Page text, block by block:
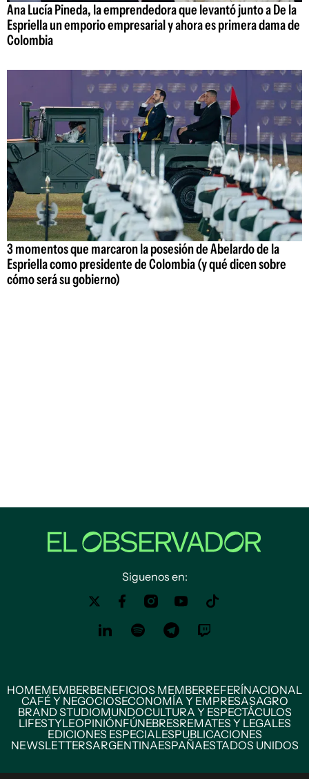
Ana Lucía Pineda, la emprendedora que levantó junto a De la
Espriella un emporio empresarial y ahora es primera dama de
Colombia
3 momentos que marcaron la posesión de Abelardo de la
Espriella como presidente de Colombia (y qué dicen sobre
cómo será su gobierno)
Siguenos en:
HOMEMEMBERBENEFICIOS MEMBERREFERÍNACIONAL
CAFÉ Y NEGOCIOSECONOMÍA Y EMPRESASAGRO
BRAND STUDIOMUNDOCULTURA Y ESPECTÁCULOS
LIFESTYLEOPINIÓNFÚNEBRESREMATES Y LEGALES
EDICIONES ESPECIALESPUBLICACIONES
NEWSLETTERSARGENTINAESPAÑAESTADOS UNIDOS